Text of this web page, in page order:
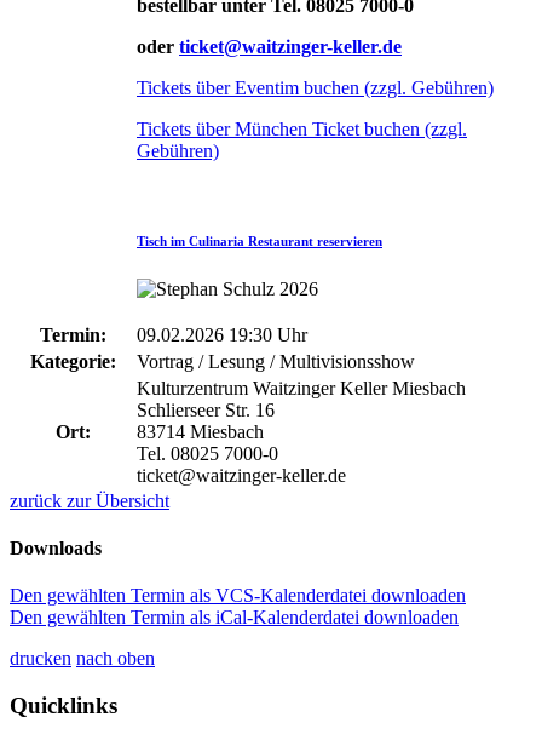
bestellbar unter Tel. 08025 7000-0
oder ticket@waitzinger-keller.de
Tickets über Eventim buchen (zzgl. Gebühren)
Tickets über München Ticket buchen (zzgl.
Gebühren)
Tisch im Culinaria Restaurant reservieren
Termin:
09.02.2026 19:30 Uhr
Kategorie:
Vortrag / Lesung / Multivisionsshow
Ort:
Kulturzentrum Waitzinger Keller Miesbach
Schlierseer Str. 16
83714 Miesbach
Tel. 08025 7000-0
ticket@waitzinger-keller.de
zurück zur Übersicht
Downloads
Den gewählten Termin als VCS-Kalenderdatei downloaden
Den gewählten Termin als iCal-Kalenderdatei downloaden
drucken nach oben
Quicklinks